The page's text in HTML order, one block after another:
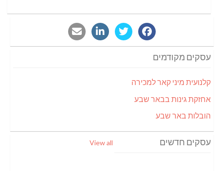
עסקים מקודמים
קלנועית מיני קאר למכירה
אחזקת גינות בבאר שבע
הובלות באר שבע
עסקים חדשים View all